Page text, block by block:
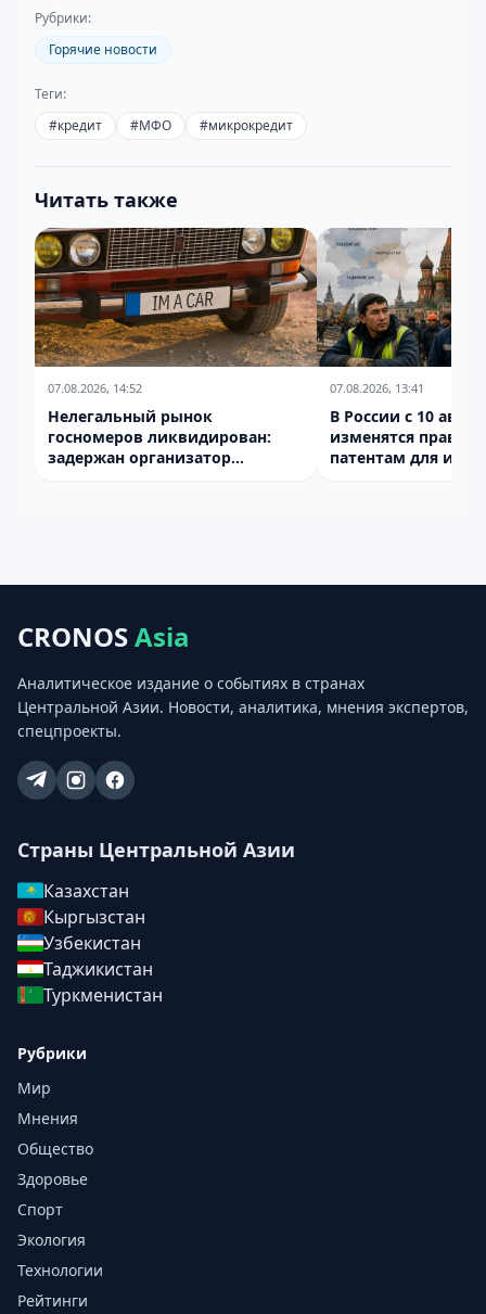
Рубрики:
Горячие новости
Теги:
#кредит #МФО #микрокредит
Читать также
07.08.2026, 14:52
Нелегальный рынок
госномеров ликвидирован:
задержан организатор
07.08.2026, 13:41
В России с 10
изменятся
патентам для
CRONOSAsia
Аналитическое издание о событиях в странах
Центральной Азии. Новости, аналитика, мнения экспертов,
спецпроекты.
Страны Центральной Азии
Казахстан
Кыргызстан
Узбекистан
Таджикистан
Туркменистан
Рубрики
Мир
Мнения
Общество
Здоровье
Спорт
Экология
Технологии
Рейтинги